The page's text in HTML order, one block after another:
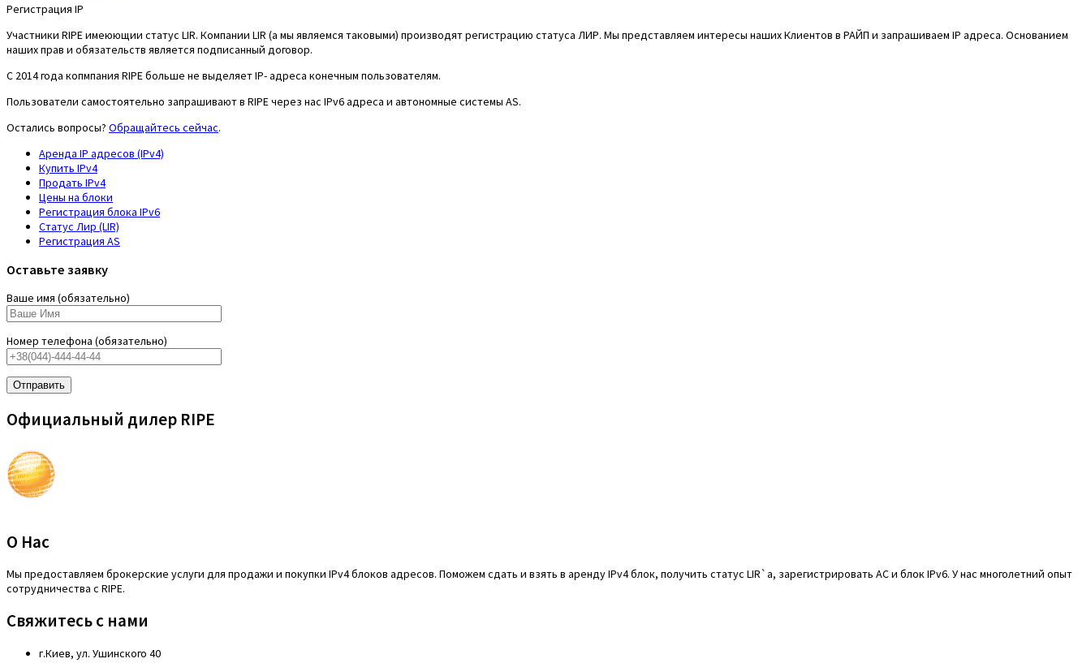
Регистрация IP
Участники RIPE имеюющии статус LIR. Компании LIR (а мы являемся таковыми) производят регистрацию статуса ЛИР. Мы представляем интересы наших Клиентов в РАЙП и запрашиваем IP адреса. Основанием
наших прав и обязательств является подписанный договор.
С 2014 года копмпания RIPE больше не выделяет IP- адреса конечным пользователям.
Пользователи самостоятельно запрашивают в RIPE через нас IPv6 адреса и автономные системы AS.
Остались вопросы? Обращайтесь сейчас.
Аренда IP адресов (IPv4)
Купить IPv4
Продать IPv4
Цены на блоки
Регистрация блока IPv6
Статус Лир (LIR)
Регистрация AS
Оставьте заявку
Ваше имя (обязательно)
Номер телефона (обязательно)
Официальный дилер RIPE
О Нас
Mы предоставляем брокерские услуги для продажи и покупки IPv4 блоков адресов. Поможем сдать и взять в аренду IPv4 блок, получить статус LIR`a, зарегистрировать АС и блок IPv6. У нас многолетний опыт
сотрудничества с RIPE.
Свяжитесь с нами
г.Киев, ул. Ушинского 40